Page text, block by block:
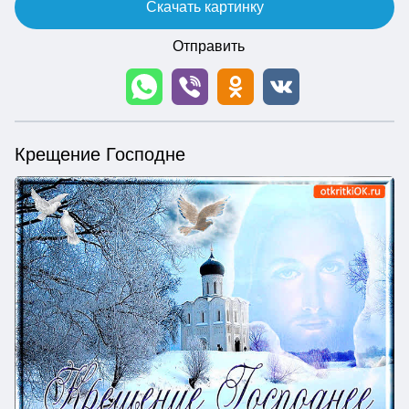
Скачать картинку
Отправить
Крещение Господне